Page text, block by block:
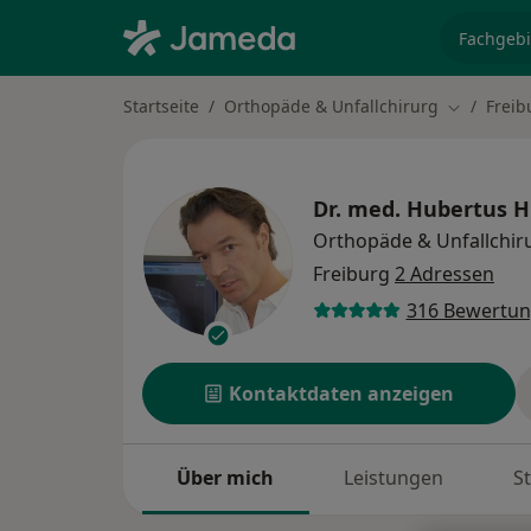
Startseite Orthopäde & Unfallchirurg Stadt
Dr. med. Hubertus
Orthopäde &
Freiburg 2 Adressen
316
Kontaktdaten anzeigen
Über mich Leistungen